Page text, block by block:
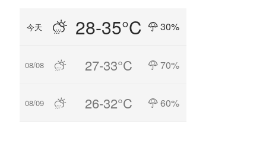
今天 28-35°C 30%
08/08 27-33°C 70%
08/09 26-32°C 60%